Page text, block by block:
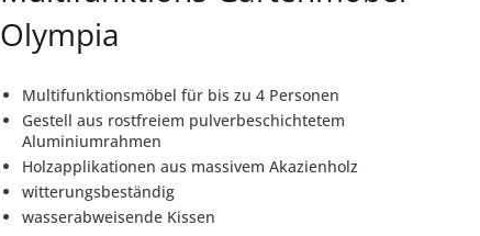
Olympia
Multifunktionsmöbel für bis zu 4 Personen
Gestell aus rostfreiem pulverbeschichtetem
Aluminiumrahmen
Holzapplikationen aus massivem Akazienholz
witterungsbeständig
wasserabweisende Kissen